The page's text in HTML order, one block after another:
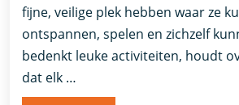
fijne, veilige plek hebben waar ze
ontspannen, spelen en zichzelf
bedenkt leuke activiteiten, houdt
dat elk …